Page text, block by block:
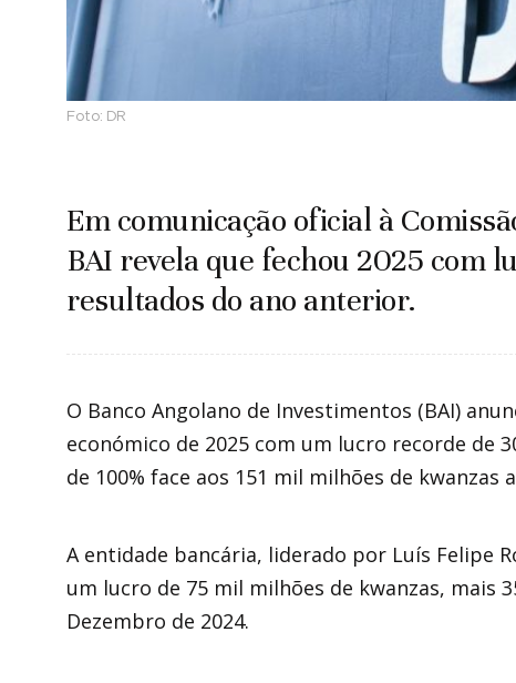
Foto: DR
Em comunicação oficial à
BAI revela que fechou 2025 com
resultados do ano anterior.
O Banco Angolano de Investimentos (BAI)
económico de 2025 com um lucro recorde de
de 100% face aos 151 mil milhões de kwanzas
A entidade bancária, liderado por Luís Felipe
um lucro de 75 mil milhões de kwanzas, mais
Dezembro de 2024.